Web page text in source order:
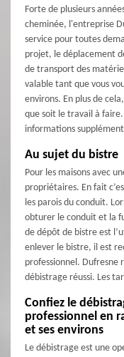
Forte de plusieurs
cheminée, l'entreprise
service pour toutes
projet, le déplacement
de transport des
valable tant que vous
environs. En plus de
que soit le travail à
informations
Au sujet du bistre
Pour les maisons avec
propriétaires. En fait
les parois du conduit.
obturer le conduit et la
de dépôt de bistre est
enlever le bistre, il est
professionnel. Dufresne
débistrage réussi. Les
Confiez le
professionnel en
et ses environs
Le débistrage est une